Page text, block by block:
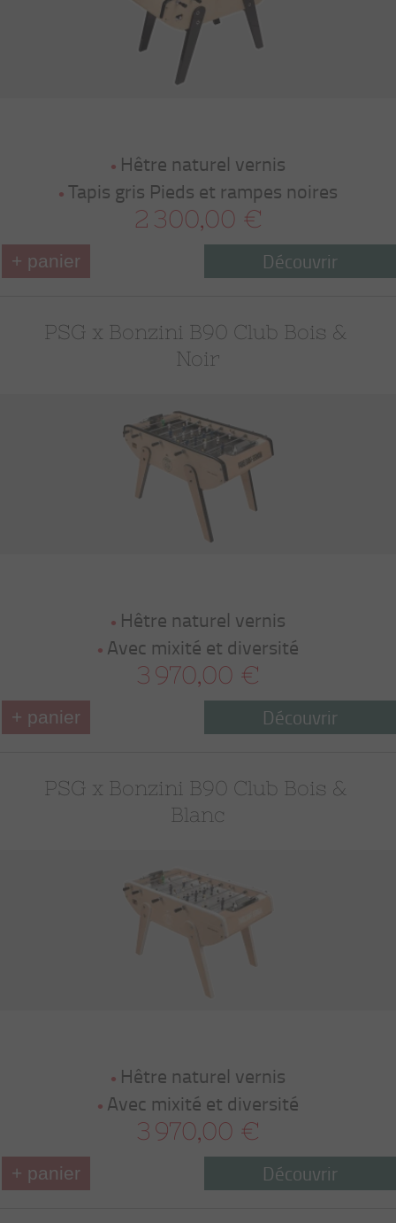
Hêtre naturel vernis
Tapis gris Pieds et rampes noires
2 300,00 €
+ panier Découvrir
PSG x Bonzini B90 Club Bois &
Noir
Hêtre naturel vernis
Avec mixité et diversité
3 970,00 €
+ panier Découvrir
PSG x Bonzini B90 Club Bois &
Blanc
Hêtre naturel vernis
Avec mixité et diversité
3 970,00 €
+ panier Découvrir